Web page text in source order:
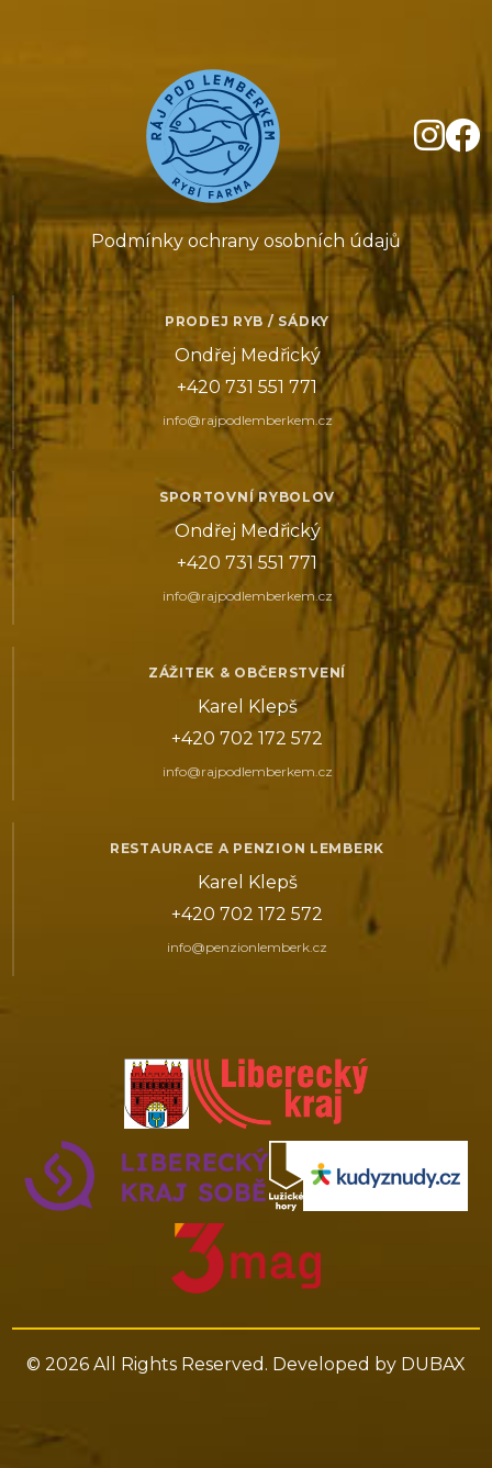
Podmínky ochrany osobních údajů
PRODEJ RYB / SÁDKY
Ondřej Medřický
+420 731 551 771
info@rajpodlemberkem.cz
SPORTOVNÍ RYBOLOV
Ondřej Medřický
+420 731 551 771
info@rajpodlemberkem.cz
ZÁŽITEK & OBČERSTVENÍ
Karel Klepš
+420 702 172 572
info@rajpodlemberkem.cz
RESTAURACE A PENZION LEMBERK
Karel Klepš
+420 702 172 572
info@penzionlemberk.cz
© 2026 All Rights Reserved. Developed by DUBAX